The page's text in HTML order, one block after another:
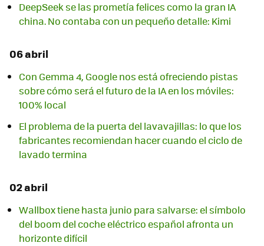
DeepSeek se las prometía felices como la gran IA
china. No contaba con un pequeño detalle: Kimi
06 abril
Con Gemma 4, Google nos está ofreciendo pistas
sobre cómo será el futuro de la IA en los móviles:
100% local
El problema de la puerta del lavavajillas: lo que los
fabricantes recomiendan hacer cuando el ciclo de
lavado termina
02 abril
Wallbox tiene hasta junio para salvarse: el símbolo
del boom del coche eléctrico español afronta un
horizonte difícil